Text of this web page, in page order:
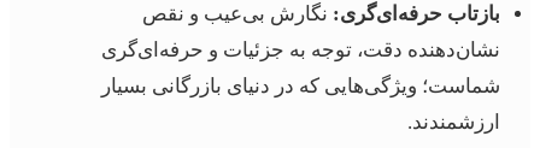
بازتاب حرفه‌ای‌گری: نگارش بی‌عیب و نقص
نشان‌دهنده دقت، توجه به جزئیات و حرفه‌ای‌گری
شماست؛ ویژگی‌هایی که در دنیای بازرگانی بسیار
ارزشمندند.